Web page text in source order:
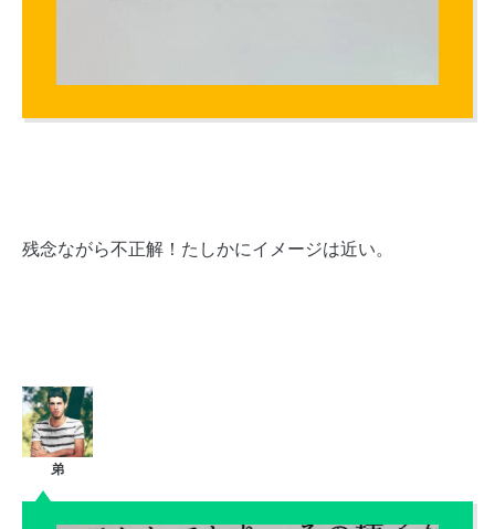
残念ながら不正解！たしかにイメージは近い。